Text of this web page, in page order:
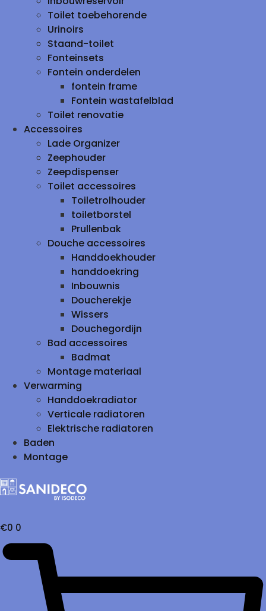
Toilet toebehorende
Urinoirs
Staand-toilet
Fonteinsets
Fontein onderdelen
fontein frame
Fontein wastafelblad
Toilet renovatie
Accessoires
Lade Organizer
Zeephouder
Zeepdispenser
Toilet accessoires
Toiletrolhouder
toiletborstel
Prullenbak
Douche accessoires
Handdoekhouder
handdoekring
Inbouwnis
Doucherekje
Wissers
Douchegordijn
Bad accessoires
Badmat
Montage materiaal
Verwarming
Handdoekradiator
Verticale radiatoren
Elektrische radiatoren
Baden
Montage
€0 0